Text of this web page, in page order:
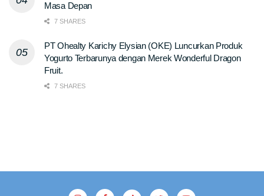
Masa Depan
7 SHARES
PT Ohealty Karichy Elysian (OKE) Luncurkan Produk
Yogurto Terbarunya dengan Merek Wonderful Dragon
Fruit.
7 SHARES